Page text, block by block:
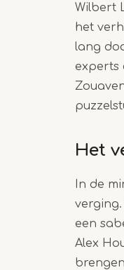
Wilbert
het
lang
experts
Het
In de
een
Alex